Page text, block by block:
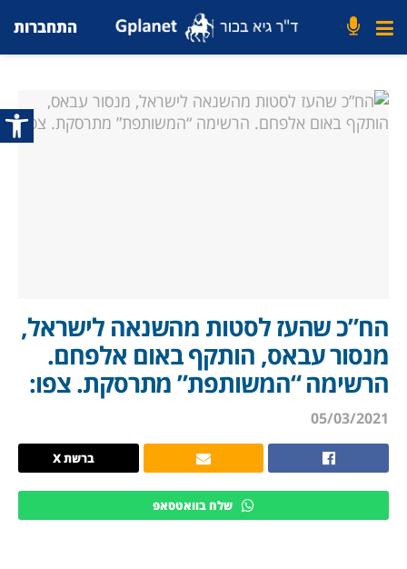
פתח
התחברות
הח”כ שהעז לסטות מהשנאה לישראל,
מנסור עבאס, הותקף באום אלפחם.
הרשימה “המשותפת” מתרסקת. צפו:
05/03/2021
ברשת X
שלח בוואטסאפ